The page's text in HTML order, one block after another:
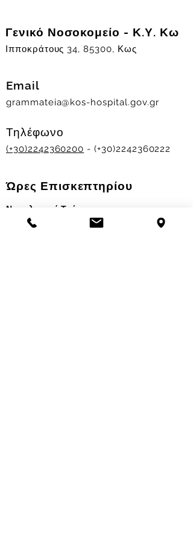
Γενικό Νοσοκομείο - Κ.Υ. Κω
Ιπποκράτους 34, 85300, Κως
Email
grammateia@kos-hospital.gov.gr
Τηλέφωνο
(+30)2242360200 - (+30)2242360222
Ώρες Επισκεπτηρίου
Νοσηλευτικά Τμήματα
Χειμερινό ωράριο: 11.00-13.00
17.30-19.30